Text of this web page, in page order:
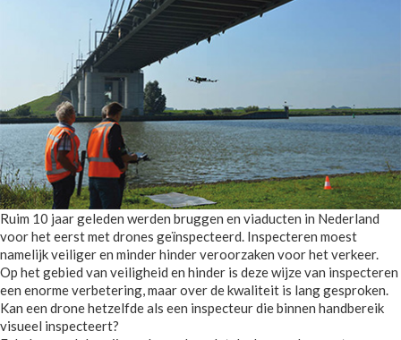
Ruim 10 jaar geleden werden bruggen en viaducten in Nederland
voor het eerst met drones geïnspecteerd. Inspecteren moest
namelijk veiliger en minder hinder veroorzaken voor het verkeer.
Op het gebied van veiligheid en hinder is deze wijze van inspecteren
een enorme verbetering, maar over de kwaliteit is lang gesproken.
Kan een drone hetzelfde als een inspecteur die binnen handbereik
visueel inspecteert?